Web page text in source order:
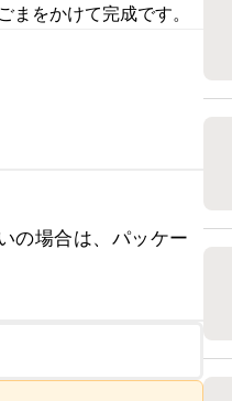
をかけて完成です。
の場合は、パッケー